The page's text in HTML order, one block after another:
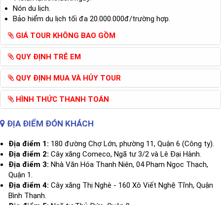
Nón du lịch.
Bảo hiểm du lịch tối đa 20.000.000đ/trường hợp.
GIÁ TOUR KHÔNG BAO GỒM
QUY ĐỊNH TRẺ EM
QUY ĐỊNH MUA VÀ HỦY TOUR
HÌNH THỨC THANH TOÁN
ĐỊA ĐIỂM ĐÓN KHÁCH
Địa điểm 1: 180 đường Chợ Lớn, phường 11, Quận 6 (Công ty).
Địa điểm 2: Cây xăng Comeco, Ngã tư 3/2 và Lê Đại Hành.
Địa điểm 3: Nhà Văn Hóa Thanh Niên, 04 Phạm Ngọc Thạch,
Quận 1.
Địa điểm 4: Cây xăng Thị Nghè - 160 Xô Viết Nghệ Tĩnh, Quận
Bình Thạnh.